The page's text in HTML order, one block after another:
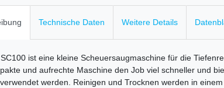
Technische Daten Weitere Details
ist eine kleine Scheuersaugmaschine für die
und aufrechte Maschine den Job viel schneller und
werden. Reinigen und Trocknen werden in